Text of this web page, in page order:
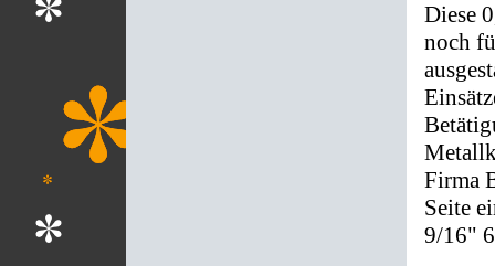
Diese
noch
Firma
Seite
9/16"